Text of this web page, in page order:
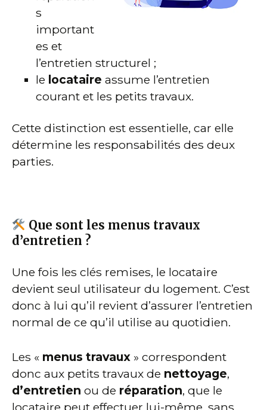
s
important
es et
l’entretien structurel ;
le locataire assume l’entretien
courant et les petits travaux.
Cette distinction est essentielle, car elle
détermine les responsabilités des deux
parties.
Que sont les menus travaux
d’entretien ?
Une fois les clés remises, le locataire
devient seul utilisateur du logement. C’est
donc à lui qu’il revient d’assurer l’entretien
normal de ce qu’il utilise au quotidien.
Les « menus travaux » correspondent
donc aux petits travaux de nettoyage,
d’entretien ou de réparation, que le
locataire peut effectuer lui-même, sans